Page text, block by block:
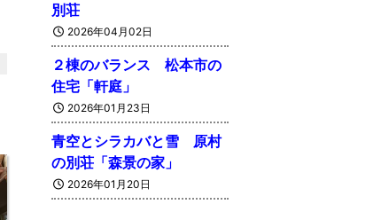
別荘
2026年04月02日
２棟のバランス 松本市の
住宅「軒庭」
2026年01月23日
青空とシラカバと雪 原村
の別荘「森景の家」
2026年01月20日